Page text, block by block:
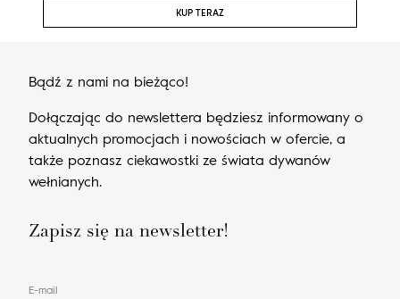
KUP TERAZ
Bądź z nami na bieżąco!
Dołączając do newslettera będziesz informowany o
aktualnych promocjach i nowościach w ofercie, a
także poznasz ciekawostki ze świata dywanów
wełnianych.
Zapisz się na newsletter!
E-mail